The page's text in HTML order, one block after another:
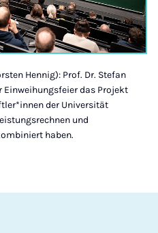
Hennig): Prof. Dr. Stefan
Einweihungsfeier das Projekt
der Universität
und
haben.